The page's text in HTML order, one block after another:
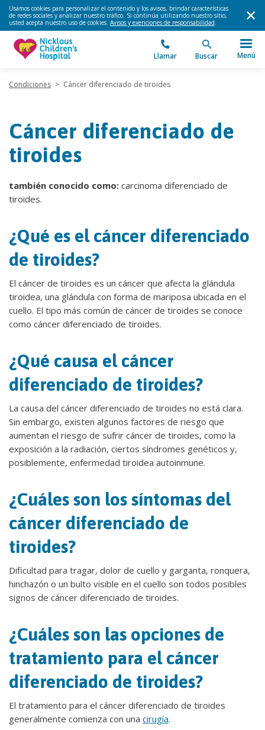
Usamos cookies para personalizar el contenido y los avisos, brindar características
de redes sociales y analizar nuestro tráfico. Si continúa utilizando nuestro sitio,
usted acepta nuestro uso de cookies. Avisos y exenciones de responsabilidad.
Llamar Buscar Menú
Condiciones > Cáncer diferenciado de tiroides
Cáncer diferenciado de
tiroides
también conocido como: carcinoma diferenciado de
tiroides.
¿Qué es el cáncer diferenciado
de tiroides?
El cáncer de tiroides es un cáncer que afecta la glándula
tiroidea, una glándula con forma de mariposa ubicada en el
cuello. El tipo más común de cáncer de tiroides se conoce
como cáncer diferenciado de tiroides.
¿Qué causa el cáncer
diferenciado de tiroides?
La causa del cáncer diferenciado de tiroides no está clara.
Sin embargo, existen algunos factores de riesgo que
aumentan el riesgo de sufrir cáncer de tiroides, como la
exposición a la radiación, ciertos síndromes genéticos y,
posiblemente, enfermedad tiroidea autoinmune.
¿Cuáles son los síntomas del
cáncer diferenciado de
tiroides?
Dificultad para tragar, dolor de cuello y garganta, ronquera,
hinchazón o un bulto visible en el cuello son todos posibles
signos de cáncer diferenciado de tiroides.
¿Cuáles son las opciones de
tratamiento para el cáncer
diferenciado de tiroides?
El tratamiento para el cáncer diferenciado de tiroides
generalmente comienza con una cirugía.